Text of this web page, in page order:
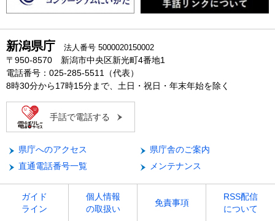
新潟県庁 法人番号 5000020150002
〒950-8570 新潟市中央区新光町4番地1
電話番号：025-285-5511（代表）
8時30分から17時15分まで、土日・祝日・年末年始を除く
手話で電話する
県庁へのアクセス
県庁舎のご案内
直通電話番号一覧
メンテナンス
ガイド
ライン
個人情報
の取扱い
免責事項
RSS配信
について